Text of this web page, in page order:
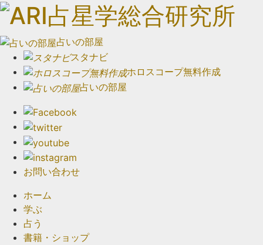
占いの部屋
スタナビ
ホロスコープ無料作成
占いの部屋
お問い合わせ
ホーム
学ぶ
占う
書籍・ショップ